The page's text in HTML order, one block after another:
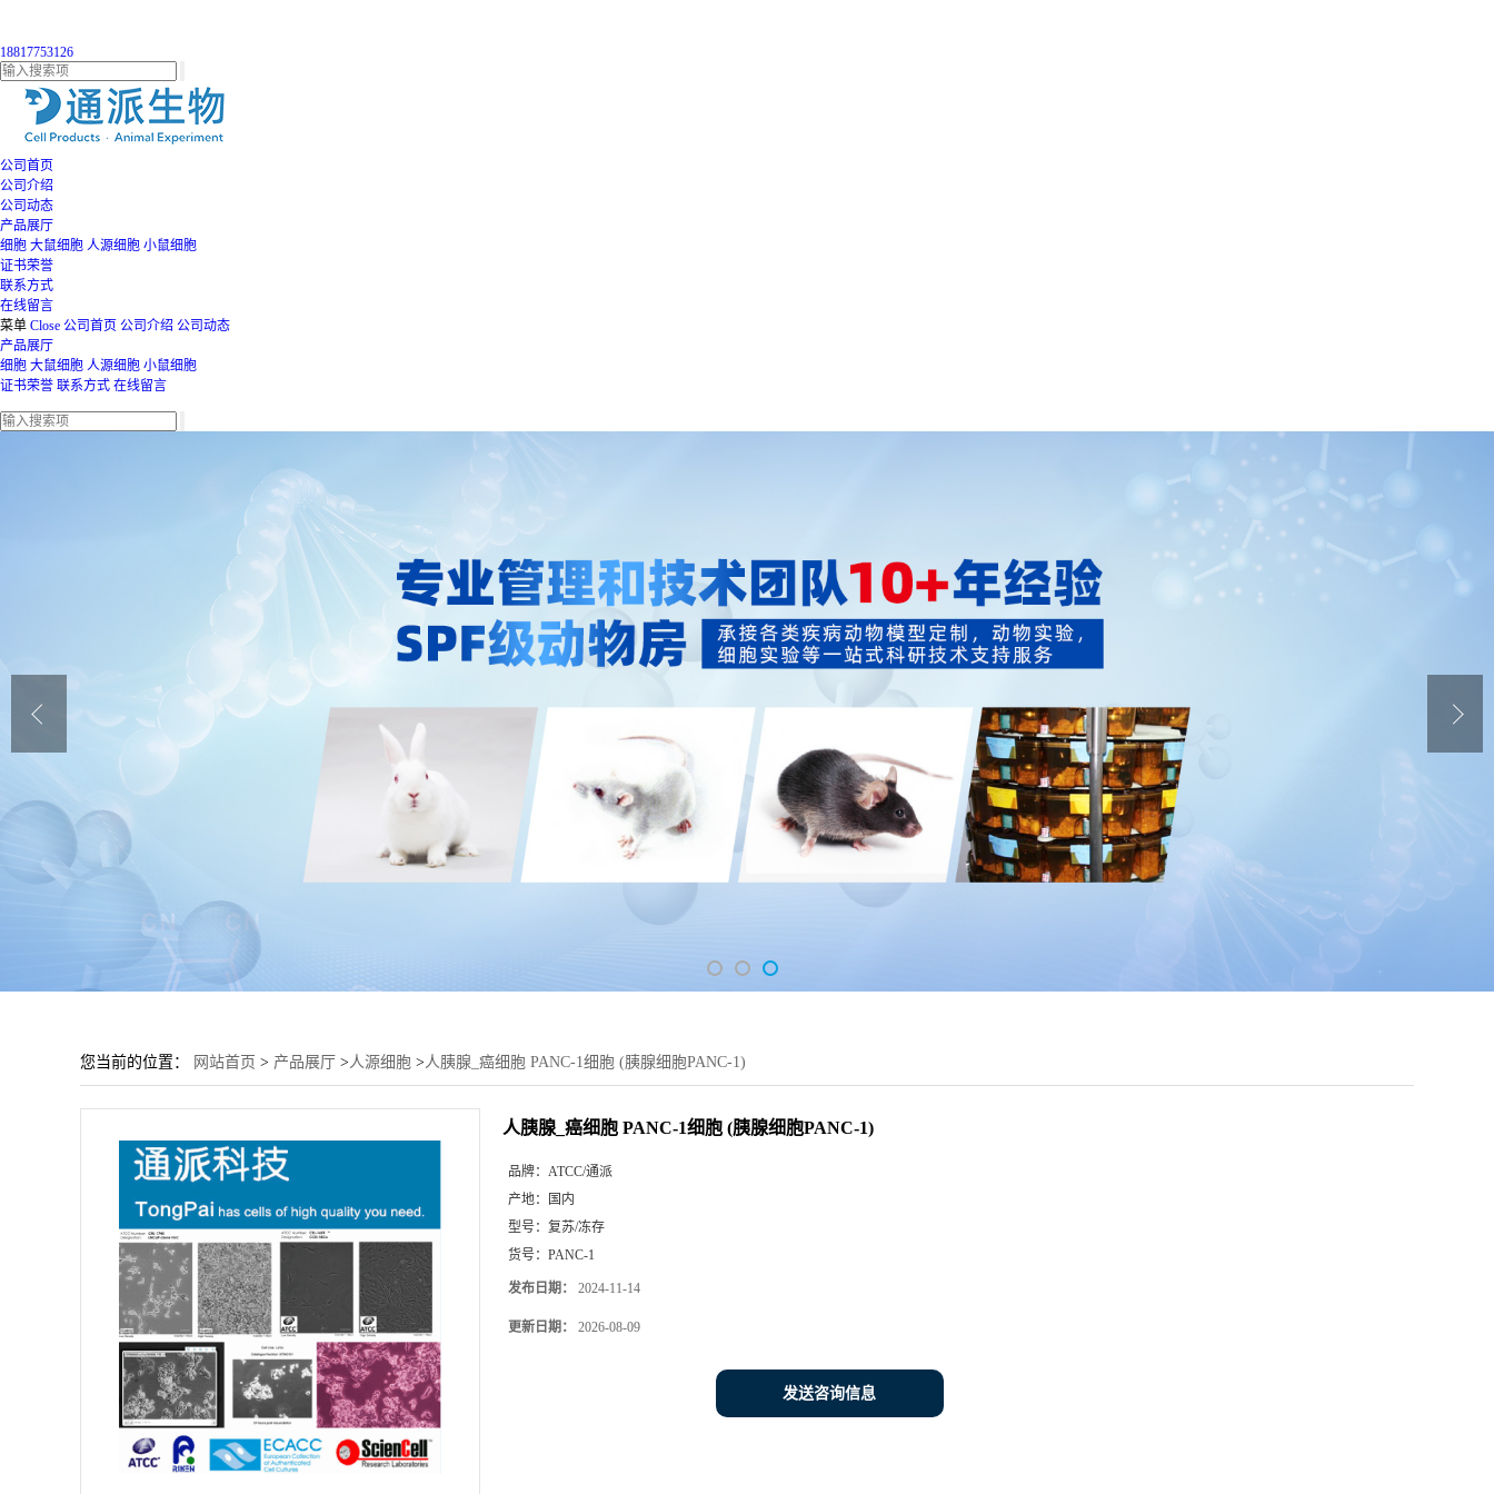
18817753126
公司首页
公司介绍
公司动态
产品展厅
细胞 大鼠细胞 人源细胞 小鼠细胞
证书荣誉
联系方式
在线留言
菜单 Close 公司首页 公司介绍 公司动态
产品展厅
细胞 大鼠细胞 人源细胞 小鼠细胞
证书荣誉 联系方式 在线留言
您当前的位置： 网站首页 > 产品展厅 >人源细胞 >人胰腺_癌细胞 PANC-1细胞 (胰腺细胞PANC-1)
人胰腺_癌细胞 PANC-1细胞 (胰腺细胞PANC-1)
品牌： ATCC/通派
产地：
国内
型号： 复苏/冻存
货号： PANC-1
发布日期： 2024-11-14
更新日期： 2026-08-09
发送咨询信息